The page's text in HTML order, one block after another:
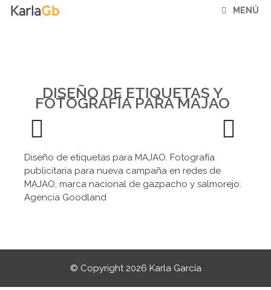
Saltar
MENÚ
DISEÑO DE ETIQUETAS Y
FOTOGRAFÍA PARA MAJAO
Previ
ous
Diseño de etiquetas para MAJAO. Fotografía
publicitaria para nueva campaña en redes de
MAJAO, marca nacional de gazpacho y salmorejo.
Agencia Goodland
© Copyright 2026 Karla García